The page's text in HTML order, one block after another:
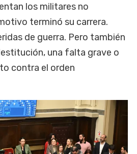
los militares no
terminó su carrera.
de guerra. Pero también
una falta grave o
contra el orden